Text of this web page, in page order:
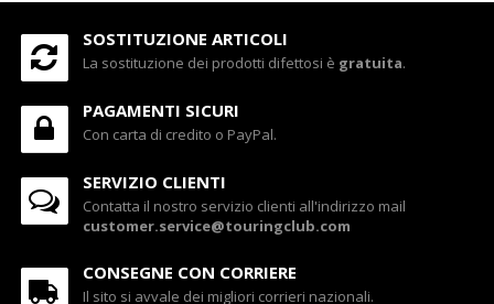
SOSTITUZIONE ARTICOLI
La sostituzione dei prodotti difettosi è gratuita.
PAGAMENTI SICURI
Con carta di credito o PayPal.
SERVIZIO CLIENTI
Contatta il nostro servizio clienti all'indirizzo mail
customer.service@touringclub.com
CONSEGNE CON CORRIERE
Il sito si avvale dei migliori corrieri nazionali.